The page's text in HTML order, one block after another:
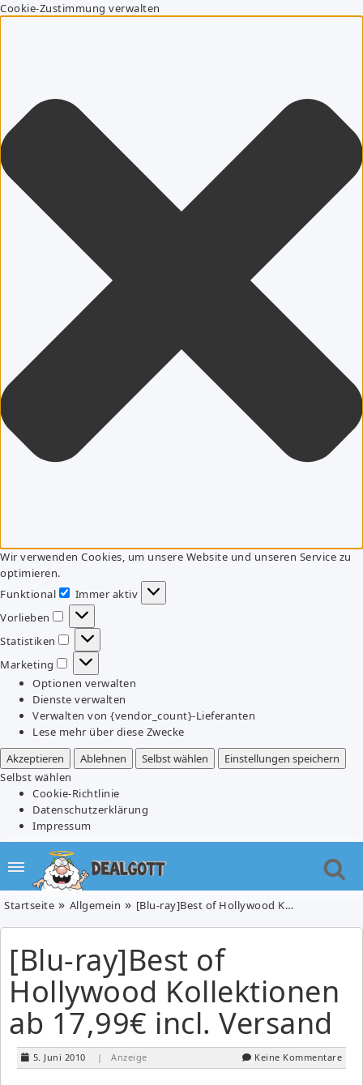
Cookie-Zustimmung verwalten
Wir verwenden Cookies, um unsere Website und unseren Service zu
optimieren.
Funktional
Funktional
Immer aktiv
Vorlieben
Vorlieben
Statistiken
Statistiken
Marketing
Marketing
Optionen verwalten
Dienste verwalten
Verwalten von {vendor_count}-Lieferanten
Lese mehr über diese Zwecke
Akzeptieren
Ablehnen Selbst wählen
Einstellungen speichern
Selbst wählen
Cookie-Richtlinie
Datenschutzerklärung
Impressum
Startseite Allgemein [Blu-ray]Best of Hollywood Kollektionen ab 17,99€ incl. Versand
[Blu-ray]Best of
Hollywood Kollektionen
ab 17,99€ incl. Versand
5. Juni 2010 | Anzeige Keine Kommentare